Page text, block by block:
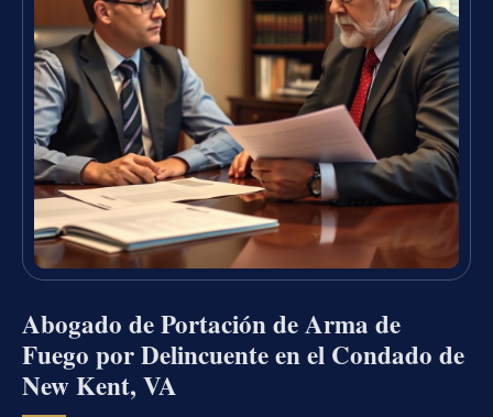
Abogado de Portación de Arma de
Fuego por Delincuente en el Condado de
New Kent, VA